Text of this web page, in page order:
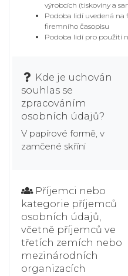
výrobcích (tiskoviny a
Podoba lidí uvedená
firemního časopisu
Podoba lidí pro použití
Kde je uchován
souhlas se
zpracováním
osobních údajů?
V papírové formě, v
zamčené skříni
Příjemci nebo
kategorie příjemců
osobních údajů,
včetně příjemců ve
třetích zemích nebo
mezinárodních
organizacích